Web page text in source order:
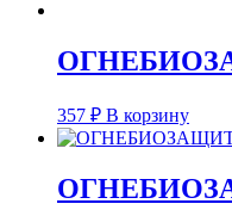
357 ₽ В корзину